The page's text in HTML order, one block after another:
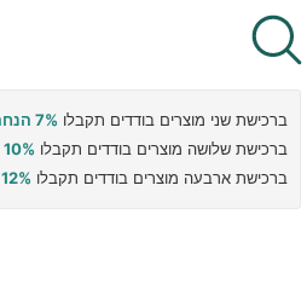
ברכישת שני מוצרים בודדים תקבלו 7% הנחה
ברכישת שלושה מוצרים בודדים תקבלו 10% הנחה
ברכישת ארבעה מוצרים בודדים תקבלו 12% הנחה